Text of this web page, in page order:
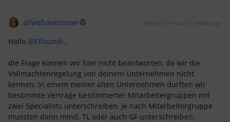
allwehaveisnow Forum|Forum|3 years ago
Hallo @Elfoundi ,
die Frage können wir hier nicht beantworten, da wir die
Vollmachtenregelung von deinem Unternehmen nicht
kennen. In einem meiner alten Unternehmen durften wir
bestimmte Verträge bestimmerter Mitarbeitergruppen mit
zwei Specialists unterschreiben, je nach Mitarbeitergruppe
mussten dann mind. TL oder auch GF unterschreiben.